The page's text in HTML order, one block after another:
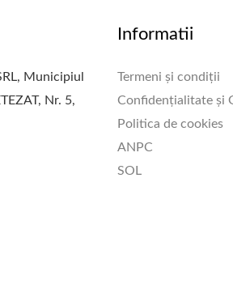
Municipiul
Nr. 5,
Informatii
Termeni și condiții
Confidențialitate și
Politica de cookies
ANPC
SOL